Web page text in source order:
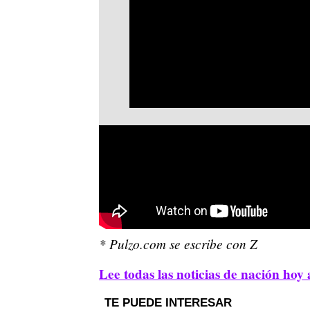
* Pulzo.com se escribe con Z
Lee todas las noticias de nación hoy